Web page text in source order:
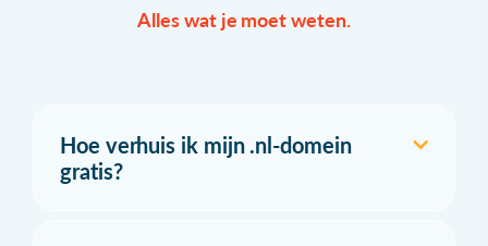
Alles wat je moet weten.
Hoe verhuis ik mijn .nl-domein
gratis?